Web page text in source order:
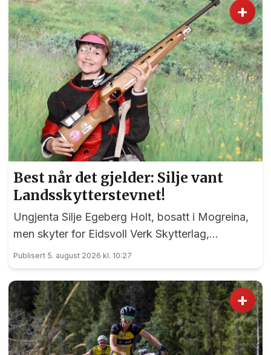
+
Best når det gjelder: Silje vant
Landsskytterstevnet!
Ungjenta Silje Egeberg Holt, bosatt i Mogreina,
men skyter for Eidsvoll Verk Skytterlag,
imponerte alle under onsdagens banefinale i
rekruttklassen under Landsskytterstevnet på
Lesja.
Publisert 5. august 2026 kl. 10:27
+